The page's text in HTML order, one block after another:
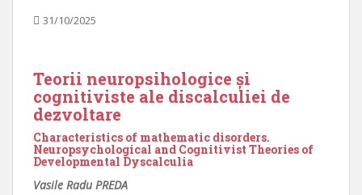
31/10/2025
Teorii neuropsihologice şi
cognitiviste ale discalculiei de
dezvoltare
Characteristics of mathematic disorders.
Neuropsychological and Cognitivist Theories of
Developmental Dyscalculia
Vasile Radu PREDA